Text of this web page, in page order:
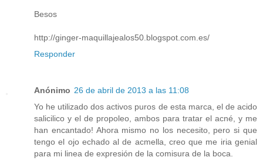
Besos
http://ginger-maquillajealos50.blogspot.com.es/
Responder
Anónimo 26 de abril de 2013 a las 11:08
Yo he utilizado dos activos puros de esta marca, el de acido
salicilico y el de propoleo, ambos para tratar el acné, y me
han encantado! Ahora mismo no los necesito, pero si que
tengo el ojo echado al de acmella, creo que me iria genial
para mi linea de expresión de la comisura de la boca.